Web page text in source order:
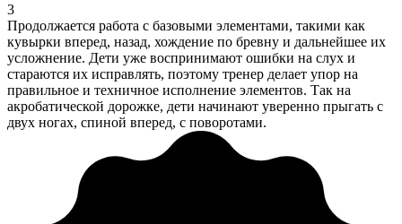
3
Продолжается работа с базовыми элементами, такими как
кувырки вперед, назад, хождение по бревну и дальнейшее их
усложнение. Дети уже воспринимают ошибки на слух и
стараются их исправлять, поэтому тренер делает упор на
правильное и техничное исполнение элементов. Так на
акробатической дорожке, дети начинают уверенно прыгать с
двух ногах, спиной вперед, с поворотами.